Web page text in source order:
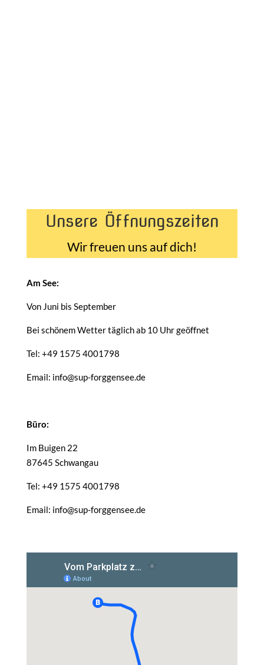
Unsere Öffnungszeiten
Wir freuen uns auf dich!
Am See:
Von Juni bis September
Bei schönem Wetter täglich ab 10 Uhr geöffnet
Tel: +49 1575 4001798
Email: info@sup-forggensee.de
Büro:
Im Buigen 22
87645 Schwangau
Tel: +49 1575 4001798
Email: info@sup-forggensee.de